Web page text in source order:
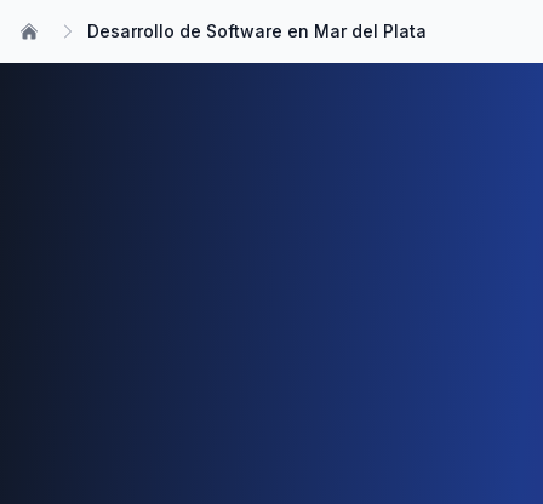
Desarrollo de Software en Mar del Plata